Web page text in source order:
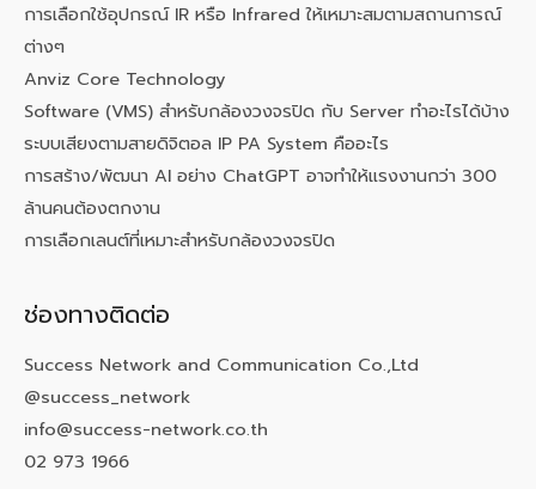
การเลือกใช้อุปกรณ์ IR หรือ Infrared ให้เหมาะสมตามสถานการณ์
ต่างๆ
Anviz Core Technology
Software (VMS) สำหรับกล้องวงจรปิด กับ Server ทำอะไรได้บ้าง
ระบบเสียงตามสายดิจิตอล IP PA System คืออะไร
การสร้าง/พัฒนา AI อย่าง ChatGPT อาจทำให้แรงงานกว่า 300
ล้านคนต้องตกงาน
การเลือกเลนต์ที่เหมาะสำหรับกล้องวงจรปิด
ช่องทางติดต่อ
Success Network and Communication Co.,Ltd
@success_network
info@success-network.co.th
02 973 1966